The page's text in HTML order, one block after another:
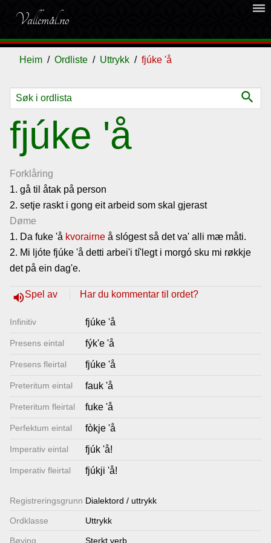
Vallemål.no
dehaze
Heim Ordliste Uttrykk fjúke 'å
search
fjúke 'å
Forklåring
1. gå til åtak på person
2. setje raskt i gong eit arbeid som skal gjerast
Døme
1. Da fuke 'å kvorairne å slógest så det va' alli mæ måti.
2. Mi ljóte fjúke 'å detti arbei'i tí'legt i morgó sku mi røkkje
det på ein dag'e.
volume_upSpel av Har du kommentar til ordet?
Infinitiv fjúke 'å
Presens eintal fýk'e 'å
Presens fleirtal fjúke 'å
Preteritum eintal fauk 'å
Preteritum fleirtal fuke 'å
Perfektum eintal fòkje 'å
Imperativ eintal fjúk 'å!
Imperativ fleirtal fjúkji 'å!
Registrerings­grunn Dialektord / uttrykk
Ordklasse Uttrykk
Bøying Sterkt verb
Ordliste
Om
vallemålet
Gjestebok
Nyhende
Lenkjer
Kontakt
oss